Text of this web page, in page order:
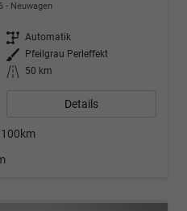
Neuwagen
Getriebe Automatik
Außenfarbe
Pfeilgrau Perleffekt
Kilometerstand 50 km
Details